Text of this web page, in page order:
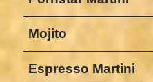
Mojito
Espresso Martini